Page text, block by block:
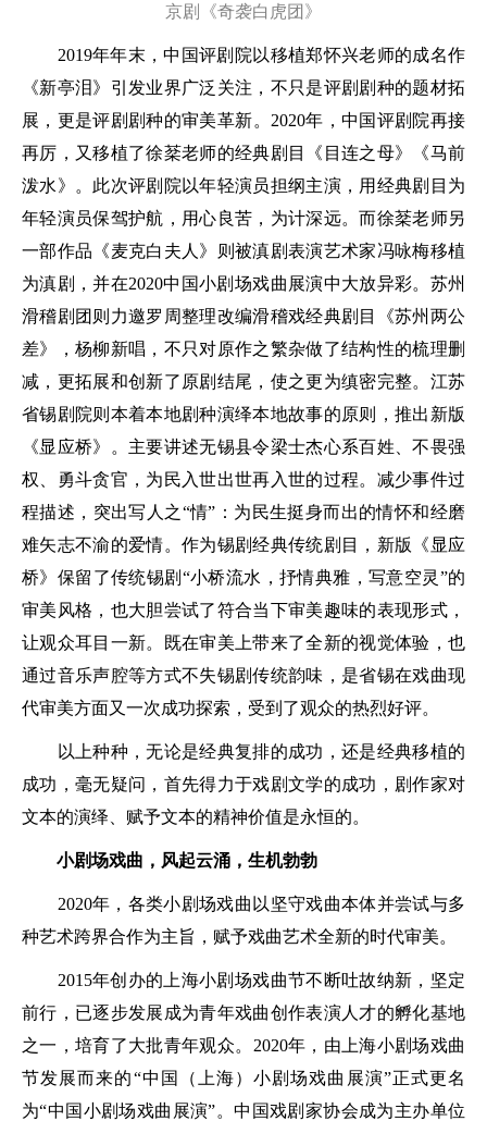
京剧《奇袭白虎团》
2019年年末，中国评剧院以移植郑怀兴老师的成名作
《新亭泪》引发业界广泛关注，不只是评剧剧种的题材拓
展，更是评剧剧种的审美革新。2020年，中国评剧院再接
再厉，又移植了徐棻老师的经典剧目《目连之母》《马前
泼水》。此次评剧院以年轻演员担纲主演，用经典剧目为
年轻演员保驾护航，用心良苦，为计深远。而徐棻老师另
一部作品《麦克白夫人》则被滇剧表演艺术家冯咏梅移植
为滇剧，并在2020中国小剧场戏曲展演中大放异彩。苏州
滑稽剧团则力邀罗周整理改编滑稽戏经典剧目《苏州两公
差》，杨柳新唱，不只对原作之繁杂做了结构性的梳理删
减，更拓展和创新了原剧结尾，使之更为缜密完整。江苏
省锡剧院则本着本地剧种演绎本地故事的原则，推出新版
《显应桥》。主要讲述无锡县令梁士杰心系百姓、不畏强
权、勇斗贪官，为民入世出世再入世的过程。减少事件过
程描述，突出写人之“情”：为民生挺身而出的情怀和经磨
难矢志不渝的爱情。作为锡剧经典传统剧目，新版《显应
桥》保留了传统锡剧“小桥流水，抒情典雅，写意空灵”的
审美风格，也大胆尝试了符合当下审美趣味的表现形式，
让观众耳目一新。既在审美上带来了全新的视觉体验，也
通过音乐声腔等方式不失锡剧传统韵味，是省锡在戏曲现
代审美方面又一次成功探索，受到了观众的热烈好评。
以上种种，无论是经典复排的成功，还是经典移植的
成功，毫无疑问，首先得力于戏剧文学的成功，剧作家对
文本的演绎、赋予文本的精神价值是永恒的。
小剧场戏曲，风起云涌，生机勃勃
2020年，各类小剧场戏曲以坚守戏曲本体并尝试与多
种艺术跨界合作为主旨，赋予戏曲艺术全新的时代审美。
2015年创办的上海小剧场戏曲节不断吐故纳新，坚定
前行，已逐步发展成为青年戏曲创作表演人才的孵化基地
之一，培育了大批青年观众。2020年，由上海小剧场戏曲
节发展而来的“中国（上海）小剧场戏曲展演”正式更名
为“中国小剧场戏曲展演”。中国戏剧家协会成为主办单位